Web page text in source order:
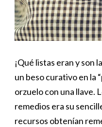
¡Qué listas eran y son
un beso curativo en la
orzuelo con una llave.
remedios era su
recursos obtenían